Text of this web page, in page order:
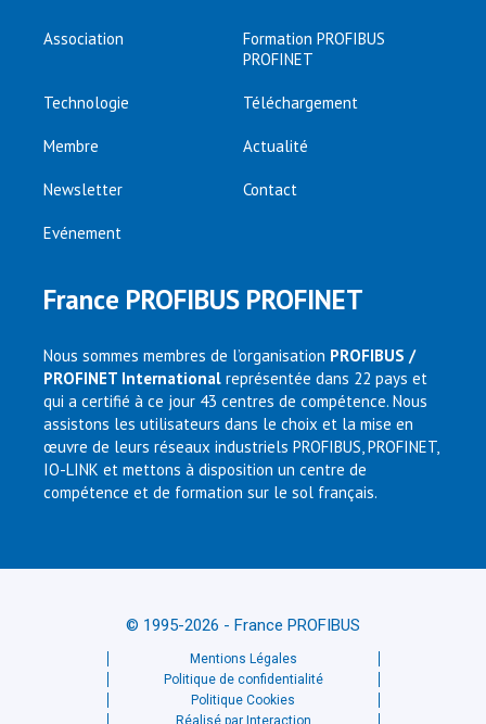
Association
Formation PROFIBUS
PROFINET
Technologie Téléchargement
Membre Actualité
Newsletter Contact
Evénement
France PROFIBUS PROFINET
Nous sommes membres de l’organisation PROFIBUS /
PROFINET International représentée dans 22 pays et
qui a certifié à ce jour 43 centres de compétence. Nous
assistons les utilisateurs dans le choix et la mise en
œuvre de leurs réseaux industriels PROFIBUS, PROFINET,
IO-LINK et mettons à disposition un centre de
compétence et de formation sur le sol français.
© 1995-2026 - France PROFIBUS
Mentions Légales
Politique de confidentialité
Politique Cookies
Réalisé par Interaction